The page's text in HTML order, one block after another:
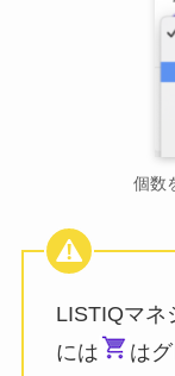
個数
LISTIQマネ
には
は